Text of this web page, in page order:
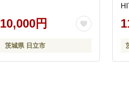
10,000円
茨城県 日立市